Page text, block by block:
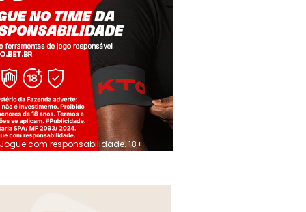
Jogue com responsabilidade. 18+